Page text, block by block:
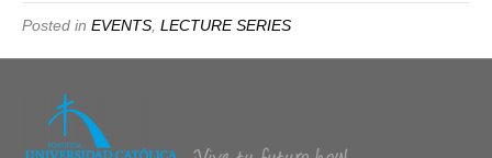
Posted in EVENTS LECTURE SERIES